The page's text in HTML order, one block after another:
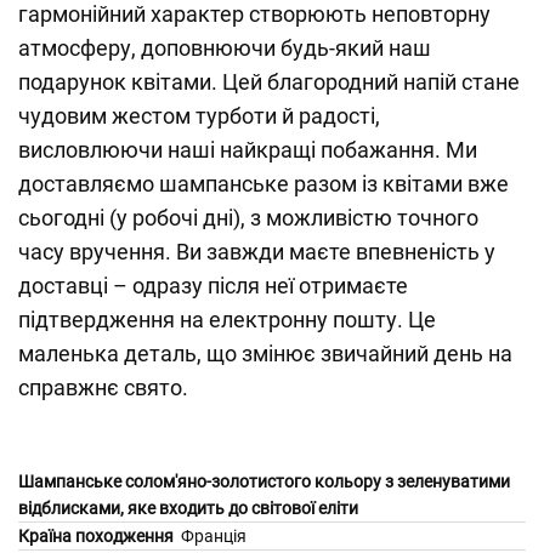
гармонійний характер створюють неповторну
атмосферу, доповнюючи будь-який наш
подарунок квітами. Цей благородний напій стане
чудовим жестом турботи й радості,
висловлюючи наші найкращі побажання. Ми
доставляємо шампанське разом із квітами вже
сьогодні (у робочі дні), з можливістю точного
часу вручення. Ви завжди маєте впевненість у
доставці – одразу після неї отримаєте
підтвердження на електронну пошту. Це
маленька деталь, що змінює звичайний день на
справжнє свято.
Шампанське солом'яно-золотистого кольору з зеленуватими
відблисками, яке входить до світової еліти
Країна походження Франція